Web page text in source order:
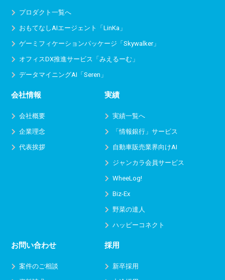
プロダクト一覧へ
おもてなしAIエージェント「LinKa」
ゲーミフィケーションパッケージ「Skywalker」
オフィスDX推進サービス 「みえるーむ」
データマイニングAI「Seren」
会社情報
会社概要
企業理念
代表挨拶
実績
実績一覧へ
「情報銀行」サービス
自動車販売業界向けAI
ジャンカラ会員サービス
WheeLog!
Biz-Ex
野菜の達人
ハッピーコネクト
お問い合わせ
案件のご相談
採用
新卒採用